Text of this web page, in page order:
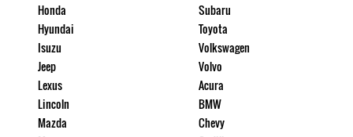
Honda
Hyundai
Isuzu
Jeep
Lexus
Lincoln
Mazda
Subaru
Toyota
Volkswagen
Volvo
Acura
BMW
Chevy